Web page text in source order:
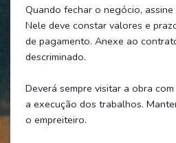
Quando fechar o negócio,
Nele deve constar valores e
de pagamento. Anexe ao
descriminado.
Deverá sempre visitar a obra
a execução dos trabalhos.
o empreiteiro.